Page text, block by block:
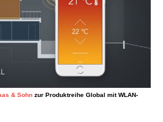
& Sohn zur Produktreihe Global mit WLAN-